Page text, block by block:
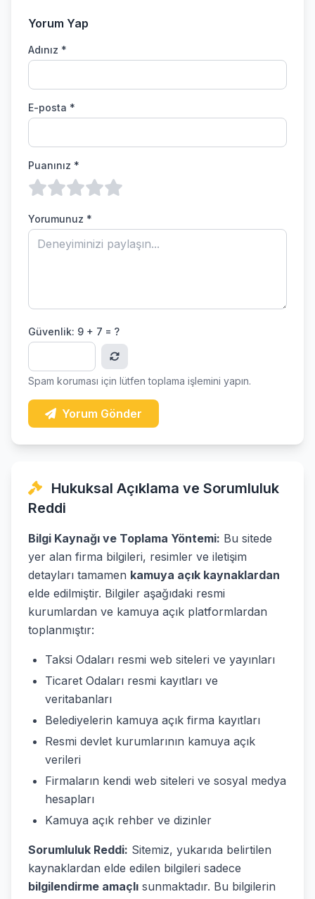
Yorum Yap
Adınız *
E-posta *
Puanınız *
Yorumunuz *
Güvenlik: 9 + 7 = ?
Spam koruması için lütfen toplama işlemini yapın.
Yorum Gönder
Hukuksal Açıklama ve Sorumluluk
Reddi
Bilgi Kaynağı ve Toplama Yöntemi: Bu sitede
yer alan firma bilgileri, resimler ve iletişim
detayları tamamen kamuya açık kaynaklardan
elde edilmiştir. Bilgiler aşağıdaki resmi
kurumlardan ve kamuya açık platformlardan
toplanmıştır:
Taksi Odaları resmi web siteleri ve yayınları
Ticaret Odaları resmi kayıtları ve
veritabanları
Belediyelerin kamuya açık firma kayıtları
Resmi devlet kurumlarının kamuya açık
verileri
Firmaların kendi web siteleri ve sosyal medya
hesapları
Kamuya açık rehber ve dizinler
Sorumluluk Reddi: Sitemiz, yukarıda belirtilen
kaynaklardan elde edilen bilgileri sadece
bilgilendirme amaçlı sunmaktadır. Bu bilgilerin